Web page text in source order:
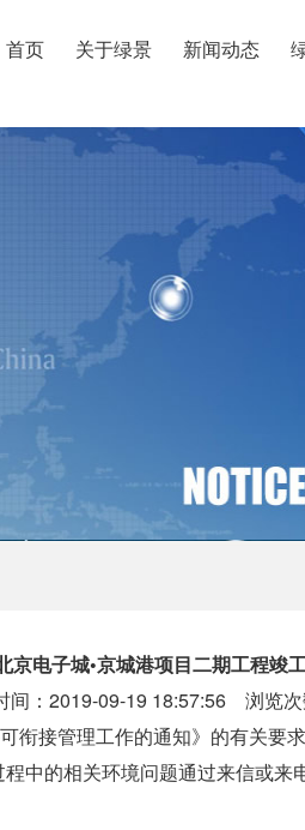
首页 关于绿景 新闻动态
京电子城•京城港项目二期工程竣
：2019-09-19 18:57:56 浏览次
接管理工作的通知》的有关要
中的相关环境问题通过来信或来